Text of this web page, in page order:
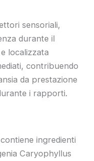
sensoriali,
durante il
localizzata
contribuendo
da prestazione
i rapporti.
ingredienti
Caryophyllus